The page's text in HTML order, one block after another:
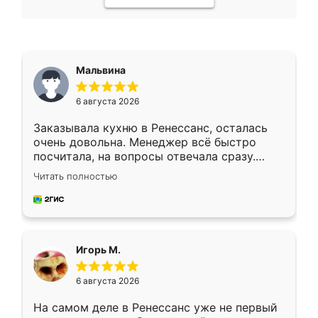
Мальвина
6 августа 2026
Заказывала кухню в Ренессанс, осталась
очень довольна. Менеджер всё быстро
посчитала, на вопросы отвечала сразу.
Замерщик приехал в субботу, подошёл к
делу со всей ответственностью. Собрали
за день, ребята работали аккуратно, даже
Читать полностью
Игорь М.
6 августа 2026
На самом деле в Ренессанс уже не первый